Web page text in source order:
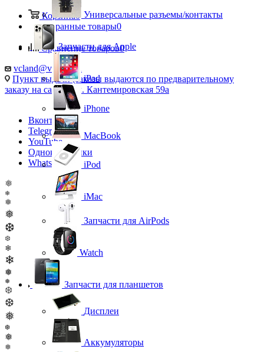
Корзина0
Избранные товары0
Сравнение товаров0
vcland@vcland.ru
Пункт выдачи (заказы выдаются по предварительному
заказу на сайте), ул. Кантемировская 59а
Вконтакте
Telegram
YouTube
Одноклассники
WhatsApp
❅
❄
❅
❅
❆
❆
❄
❄
❅
❅
❆
❆
❅
❆
❅
❅
Универсальные разъемы/контакты
Запчасти для Apple
iPad
iPhone
MacBook
iPod
iMac
Запчасти для AirPods
Watch
Запчасти для планшетов
Дисплеи
Аккумуляторы